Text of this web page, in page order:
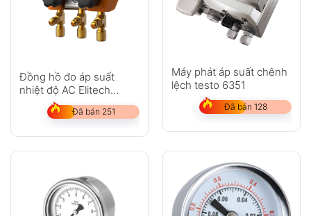
trình
Vỏ chống va đập, chịu môi trường khắc
Phù hợp hệ thống điều hòa, tủ lạnh, kho
lạnh, heat pump
Thông số Giá trị
Dải đo (Measuring
Range)
-14.5 ~ 800 psi
Nhiệt độ: -40 ~ 302°F (-40 ~
150°C)
Đồng hồ đo áp suất
nhiệt độ AC Elitech
DMG-4B
Đã bán 251
Máy phát áp suất chênh
lệch testo 6351
Đã bán 128